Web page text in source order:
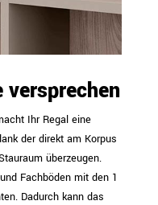
versprechen
Ihr Regal eine
der direkt am Korpus
überzeugen.
Fachböden mit den 1
Dadurch kann das